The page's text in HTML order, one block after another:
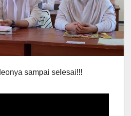
sampai selesai!!!